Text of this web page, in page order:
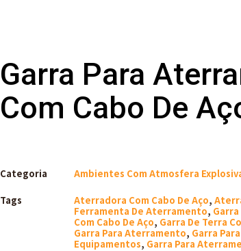
Garra Para
Com Cabo De
Categoria Ambientes Com Atmosfera
Tags Aterradora Com Cabo De Aço,
Ferramenta De Aterramento,
Com Cabo De Aço, Garra De Terra
Garra Para Aterramento, Garra
Equipamentos, Garra Para